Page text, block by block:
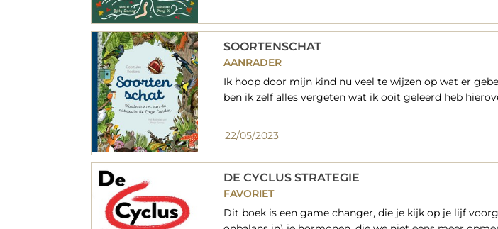
SOORTENSCHAT
AANRADER
Ik hoop door mijn kind nu veel te wijzen op wat er
ben ik zelf alles vergeten wat ik ooit geleerd heb
22/05/2023
DE CYCLUS STRATEGIE
FAVORIET
Dit boek is een game changer, die je kijk op je lijf